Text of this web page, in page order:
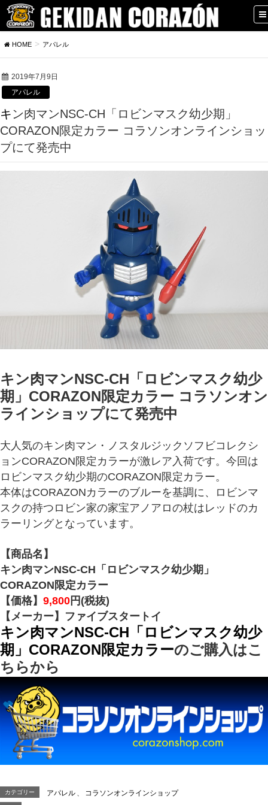
HOME アパレル
2019年7月9日
アパレル
キン肉マンNSC‐CH「ロビンマスク幼少期」
CORAZON限定カラー コラソンオンラインショッ
プにて発売中
キン肉マンNSC‐CH「ロビンマスク幼少
期」CORAZON限定カラー コラソンオン
ラインショップにて発売中
大人気のキン肉マン・ノスタルジックソフビコレクシ
ョンCORAZON限定カラーが激レア入荷です。今回は
ロビンマスク幼少期のCORAZON限定カラー。
本体はCORAZONカラーのブルーを基調に、ロビンマ
スクの持つロビン家の家宝アノアロの杖はレッドのカ
ラーリングとなっています。
【商品名】
キン肉マンNSC‐CH「ロビンマスク幼少期」
CORAZON限定カラー
【価格】 9,800 円(税抜)
【メーカー】ファイブスタートイ
キン肉マンNSC‐CH「ロビンマスク幼少
期」CORAZON限定カラーのご購入はこ
ちらから
カテゴリー アパレル コラソンオンラインショップ